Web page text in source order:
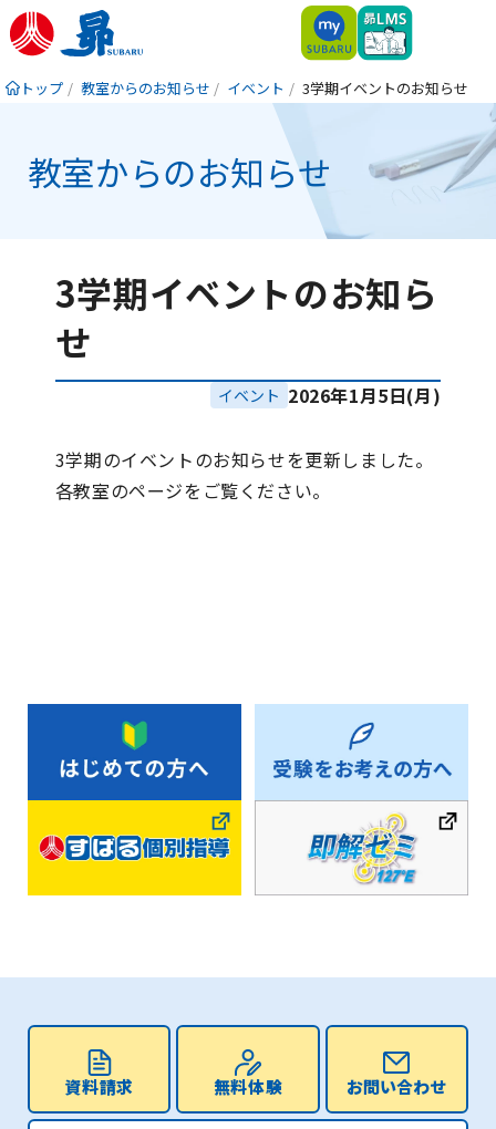
トップ 教室からのお知らせ イベント 3学期イベントのお知らせ
教室からのお知らせ
3学期イベントのお知ら
せ
イベント 2026年1月5日(月)
3学期のイベントのお知らせを更新しました。
各教室のページをご覧ください。
資料請求 無料体験 お問い合わせ